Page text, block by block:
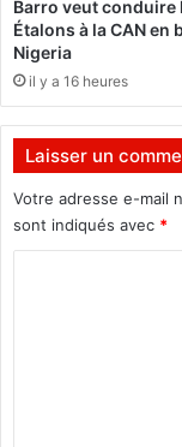
n
t
r
e
e
x
s
é
e
,
n
f
l
é
Barro veut conduire
Étalons à la CAN en
Nigeria
il y a 16 heures
Laisser un
Votre adresse e-mail
sont indiqués avec *